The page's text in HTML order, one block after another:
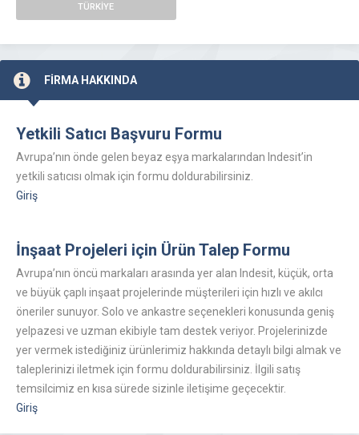
TÜRKİYE
FİRMA HAKKINDA
Yetkili Satıcı Başvuru Formu
Avrupa’nın önde gelen beyaz eşya markalarından Indesit’in
yetkili satıcısı olmak için formu doldurabilirsiniz.
Giriş
İnşaat Projeleri için Ürün Talep Formu
Avrupa’nın öncü markaları arasında yer alan Indesit, küçük, orta
ve büyük çaplı inşaat projelerinde müşterileri için hızlı ve akılcı
öneriler sunuyor. Solo ve ankastre seçenekleri konusunda geniş
yelpazesi ve uzman ekibiyle tam destek veriyor. Projelerinizde
yer vermek istediğiniz ürünlerimiz hakkında detaylı bilgi almak ve
taleplerinizi iletmek için formu doldurabilirsiniz. İlgili satış
temsilcimiz en kısa sürede sizinle iletişime geçecektir.
Giriş